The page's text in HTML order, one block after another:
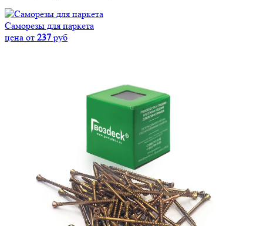
Саморезы для паркета
цена от 237 руб